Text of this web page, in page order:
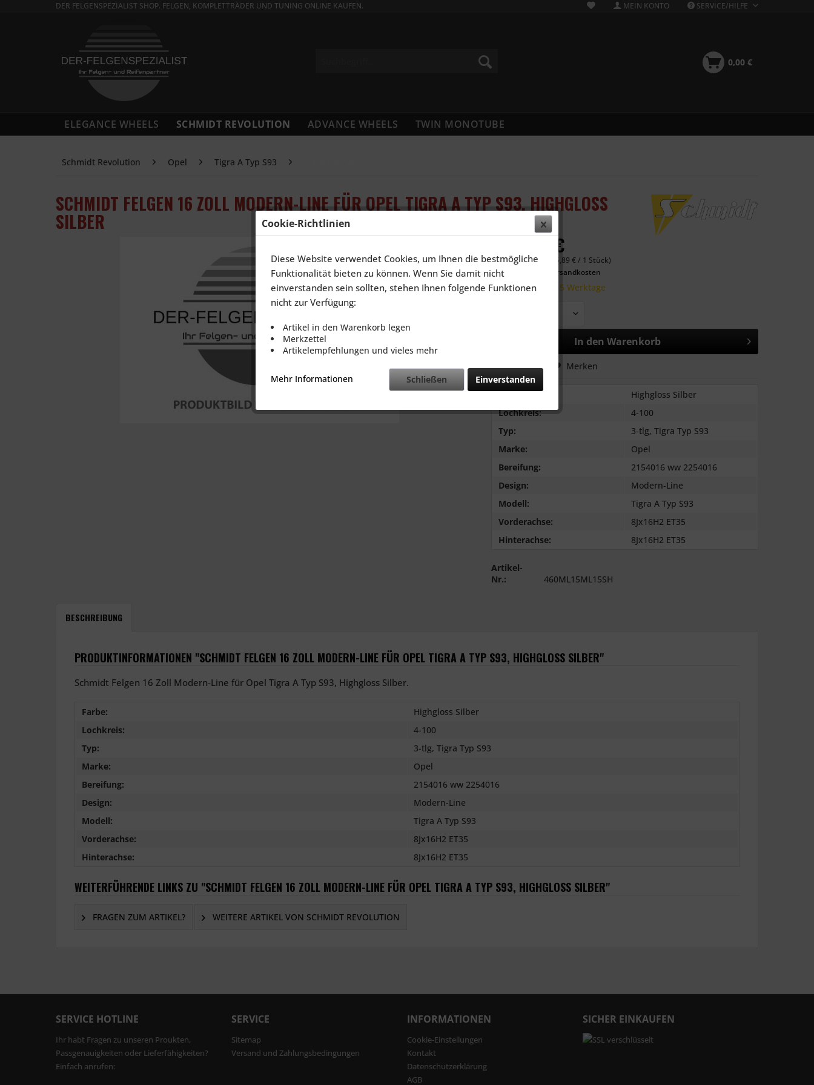
DER FELGENSPEZIALIST SHOP. FELGEN, KOMPLETTRÄDER UND TUNING ONLINE KAUFEN. MEIN KONTO SERVICE/HILFE
0,00 €
ELEGANCE WHEELS SCHMIDT REVOLUTION ADVANCE WHEELS TWIN MONOTUBE
Schmidt Revolution Opel Tigra A Typ S93
SCHMIDT FELGEN 16 ZOLL MODERN-LINE FÜR OPEL TIGRA A TYP S93, HIGHGLOSS
SILBER
2.623,56 €
Inhalt:4 Stück (655,89 € / 1 Stück)
inkl. MwSt.
zzgl. Versandkosten
Lieferzeit 10-15 Werktage
In den Warenkorb
Vergleichen Merken
Farbe:
Highgloss Silber
Lochkreis:
4-100
Typ:
3-tlg, Tigra Typ S93
Marke:
Opel
Bereifung:
2154016 ww 2254016
Design:
Modern-Line
Modell:
Tigra A Typ S93
Vorderachse:
8Jx16H2 ET35
Hinterachse:
8Jx16H2 ET35
Artikel-
Nr.:
460ML15ML15SH
BESCHREIBUNG
PRODUKTINFORMATIONEN "SCHMIDT FELGEN 16 ZOLL MODERN-LINE FÜR OPEL TIGRA A TYP S93, HIGHGLOSS SILBER"
Schmidt Felgen 16 Zoll Modern-Line für Opel Tigra A Typ S93, Highgloss Silber.
Farbe:
Highgloss Silber
Lochkreis:
4-100
Typ:
3-tlg, Tigra Typ S93
Marke:
Opel
Bereifung:
2154016 ww 2254016
Design:
Modern-Line
Modell:
Tigra A Typ S93
Vorderachse:
8Jx16H2 ET35
Hinterachse:
8Jx16H2 ET35
WEITERFÜHRENDE LINKS ZU "SCHMIDT FELGEN 16 ZOLL MODERN-LINE FÜR OPEL TIGRA A TYP S93, HIGHGLOSS SILBER"
FRAGEN ZUM ARTIKEL? WEITERE ARTIKEL VON SCHMIDT REVOLUTION
SERVICE HOTLINE
Ihr habt Fragen zu unseren Proukten,
Passgenauigkeiten oder Lieferfähigkeiten?
Einfach anrufen:
SERVICE
Sitemap
Versand und Zahlungsbedingungen
INFORMATIONEN
Cookie-Einstellungen
Kontakt
Datenschutzerklärung
AGB
SICHER EINKAUFEN
Cookie-Richtlinien
Diese Website verwendet Cookies, um Ihnen die bestmögliche
Funktionalität bieten zu können. Wenn Sie damit nicht
einverstanden sein sollten, stehen Ihnen folgende Funktionen
nicht zur Verfügung:
Artikel in den Warenkorb legen
Merkzettel
Artikelempfehlungen und vieles mehr
Mehr Informationen Einverstanden
Schließen